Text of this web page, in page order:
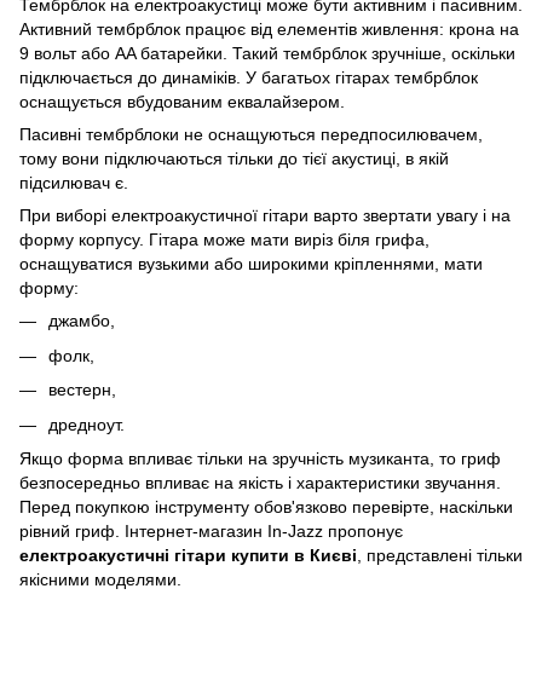
Тембрблок на електроакустиці може бути активним і пасивним.
Активний тембрблок працює від елементів живлення: крона на
9 вольт або AA батарейки. Такий тембрблок зручніше, оскільки
підключається до динаміків. У багатьох гітарах тембрблок
оснащується вбудованим еквалайзером.
Пасивні тембрблоки не оснащуються передпосилювачем,
тому вони підключаються тільки до тієї акустиці, в якій
підсилювач є.
При виборі електроакустичної гітари варто звертати увагу і на
форму корпусу. Гітара може мати виріз біля грифа,
оснащуватися вузькими або широкими кріпленнями, мати
форму:
джамбо,
фолк,
вестерн,
дредноут.
Якщо форма впливає тільки на зручність музиканта, то гриф
безпосередньо впливає на якість і характеристики звучання.
Перед покупкою інструменту обов'язково перевірте, наскільки
рівний гриф. Інтернет-магазин In-Jazz пропонує
електроакустичні гітари купити в Києві , представлені тільки
якісними моделями.